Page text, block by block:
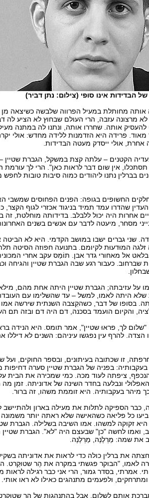
הבדידות אינו סופי (צילום: נתן דביר)
אותה מחותלת במעיל הפרווה שלבשה כשיצאה מן
מרצונה עזבה, הרי העולם שבחוץ לא הציע לה
אותה. שחררו אותה, ונתנו לה במתנה מעיל
מאוד. פרידה היא הזדמנות ללידה מחדש: אולי
אחרת, אולי ייסדק מעטה הבדידות.
הקטנים – עלתה קצת במשקל, הגברת שטיין
אין שום דבר לראות כאן". הרי לך עורמת
בברלין נתנו ליהודים כמוה סיבות טובות לחפש
החשופים בגופה: הפנים הפחוסים שמשבי
שהדרו עמד תמיד בניגוד אכזרי לגוף הקצר,
אחרות היה יכול ללבלב. בדידותה מוחלטת, זה
מסחר, מיעטה לדבר עם אנשים בשנים
שני גברים ישבו במושב הקדמי. היא לא
זלגה המוּדעוּת לקיומם. בתנועה חפוזה הסיטה
אל מאחורי גדר אבן. תוֹמַס עקב אחרי
שברחוב. כעבור רגע שבה הגברת שטיין והגיחה
על עזיבתה; הגברת שטיין היתה אחת מהם,
שלא היתה לאמו, למשל – עד שהשלימו עם
בסופו של דבר, כשהקִצבה השנתית שירשה
והקיום הועמד בסכנה, דם היה דם ובזה תם
לך, פראוּ שטיין", אמר תומס. היא הנידה
להרף עין נפגשו עיניהם: השנים לא דיללו
זו שכתובה בעיתונים, ובספר החוקים, ועל
בפניה של הגברת שטיין סערה דחיפות
ציפתה לעוד מכה. כמי שמכירה את הבית על
ונבלעה בחדר השינה של אדוניתה. זמן
מיהר בעקבותיה. היא זוממת משהו, זה ברור.
כבר הספיקה לתלות את מעילה בארון ולהתיישב
כל פליאה כשהאישה שלא ראתה יותר משמונה
זקוקה למשהו. אמו השיבה בשלילה. הגברת
ואמו לחשה "כן" שבעצם היה "לא". הגברת
את שמה: מַרְלֶנֶה, מַרְלֶנֶה.
את ברלין כולה כדי לראות את אדוניתה
לאמו, "הבוקר פגשתי במקרה את הֶר שטוּקַרט.
אמרתי, בסדר גמור, הרי אני כבר רגילה לראות
ולפעמים מתנהגים כאילו לא ראו אותי.
אותם לשלום. אבל בהתנהגות של הֶר